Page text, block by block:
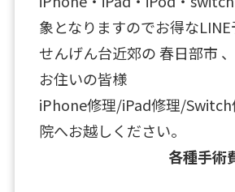
象となりますのでお得な
せんげん台近郊の 春日部市
お住いの皆様
iPhone修理/iPad修理/
院へお越しください。
各種手術